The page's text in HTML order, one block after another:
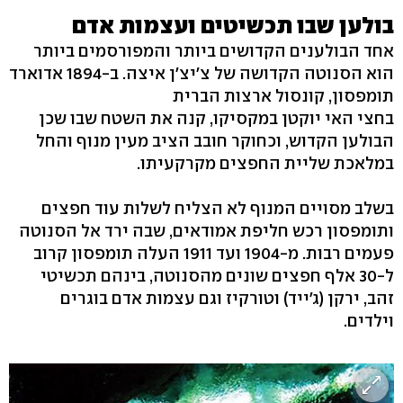
בולען שבו תכשיטים ועצמות אדם
אחד הבולענים הקדושים ביותר והמפורסמים ביותר
הוא הסנוטה הקדושה של צ'יצ'ן איצה. ב-1894 אדוארד
תומפסון, קונסול ארצות הברית
בחצי האי יוקטן במקסיקו, קנה את השטח שבו שכן
הבולען הקדוש, וכחוקר חובב הציב מעין מנוף והחל
במלאכת שליית החפצים מקרקעיתו.
בשלב מסויים המנוף לא הצליח לשלות עוד חפצים
ותומפסון רכש חליפת אמודאים, שבה ירד אל הסנוטה
פעמים רבות. מ-1904 ועד 1911 העלה תומפסון קרוב
ל-30 אלף חפצים שונים מהסנוטה, בינהם תכשיטי
זהב, ירקן (ג'ייד) וטורקיז וגם עצמות אדם בוגרים
וילדים.